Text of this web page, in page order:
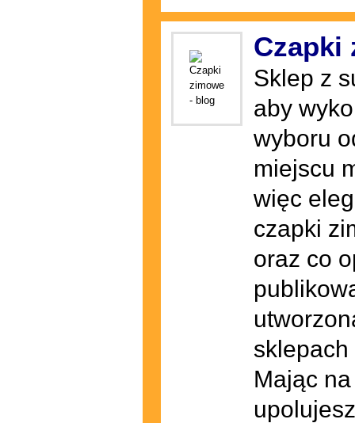
Czapki
Sklep z
aby
wyboru
miejscu
więc
czapki
oraz co
Mając